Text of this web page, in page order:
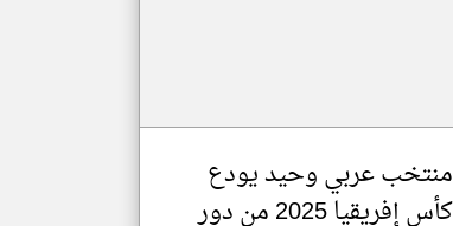
منتخب عربي وحيد يودع
كأس إفريقيا 2025 من دور